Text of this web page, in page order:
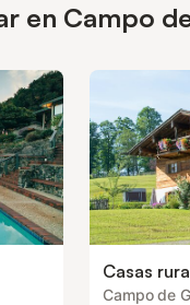
en Campo
Casas
Campo de